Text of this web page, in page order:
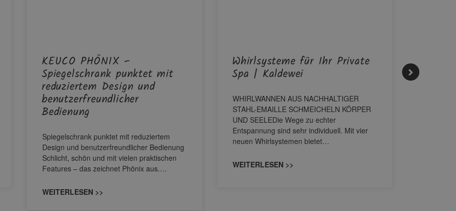
KEUCO PHÖNIX –
Spiegelschrank punktet mit
reduziertem Design und
benutzerfreundlicher
Bedienung
Spiegelschrank punktet mit reduziertem
Design und benutzerfreundlicher Bedienung
Schlicht, schön und mit vielen praktischen
Features – das zeichnet Phönix aus.…
WEITERLESEN >>
Whirlsysteme für Ihr Private
Spa | Kaldewei
WHIRLWANNEN AUS NACHHALTIGER
STAHL-EMAILLE SCHMEICHELN KÖRPER
UND SEELEDie Wege zu echter
Entspannung sind sehr individuell. Mit vier
neuen Whirlsystemen bietet…
WEITERLESEN >>